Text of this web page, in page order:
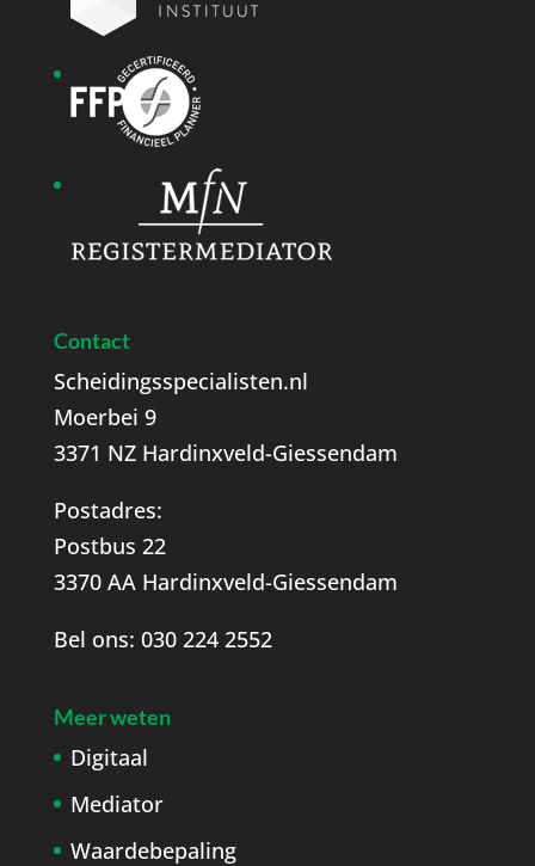
Contact
Scheidingsspecialisten.nl
Moerbei 9
3371 NZ Hardinxveld-Giessendam
Postadres:
Postbus 22
3370 AA Hardinxveld-Giessendam
Bel ons: 030 224 2552
Meer weten
Digitaal
Mediator
Waardebepaling